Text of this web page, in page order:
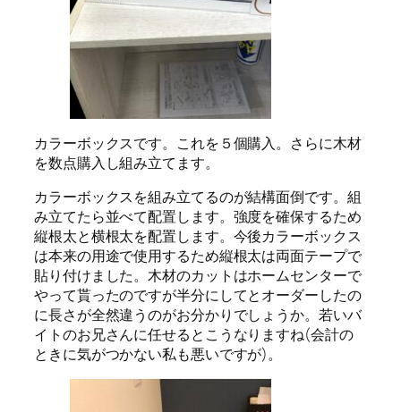
カラーボックスです。これを５個購入。さらに木材
を数点購入し組み立てます。
カラーボックスを組み立てるのが結構面倒です。組
み立てたら並べて配置します。強度を確保するため
縦根太と横根太を配置します。今後カラーボックス
は本来の用途で使用するため縦根太は両面テープで
貼り付けました。木材のカットはホームセンターで
やって貰ったのですが半分にしてとオーダーしたの
に長さが全然違うのがお分かりでしょうか。若いバ
イトのお兄さんに任せるとこうなりますね(会計の
ときに気がつかない私も悪いですが)。